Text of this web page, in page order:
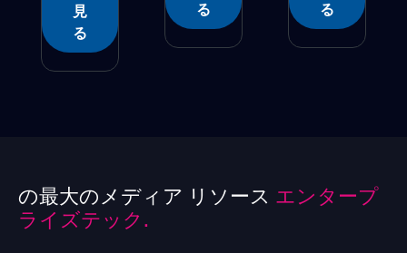
見
る
る
る
の最大のメディア リソース エンタープ
ライズテック.